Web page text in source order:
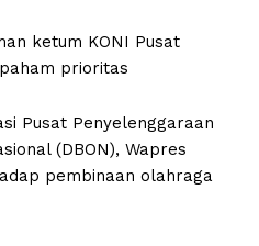
ketum KONI Pusat
prioritas
Pusat Penyelenggaraan
(DBON), Wapres
pembinaan olahraga